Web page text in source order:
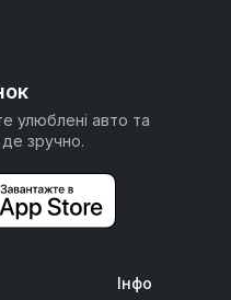
улюблені авто та
зручно.
Інфо